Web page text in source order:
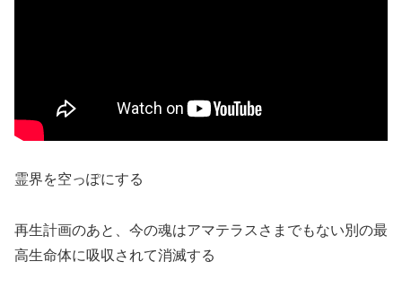
霊界を空っぽにする
再生計画のあと、今の魂はアマテラスさまでもない別の最
高生命体に吸収されて消滅する